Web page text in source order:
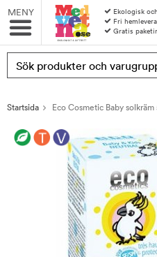
MENY
Ekologisk
Fri
Gratis
Produkten har
Startsida Eco Cosmetic Baby